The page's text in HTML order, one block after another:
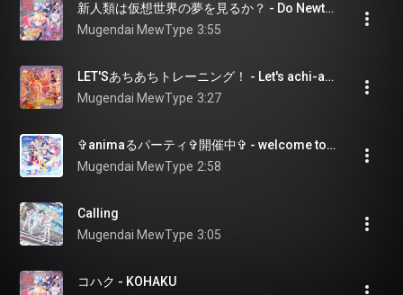
新人類は仮想世界の夢を見るか？ - Do Newtypes have virtual dreams?
Mugendai MewType 3:55
LET'Sあちあちトレーニング！ - Let's achi-achi training!
Mugendai MewType 3:27
✞animaるパーティ✞開催中✞ - welcome to the animal's party
Mugendai MewType 2:58
Calling
Mugendai MewType 3:05
コハク - KOHAKU